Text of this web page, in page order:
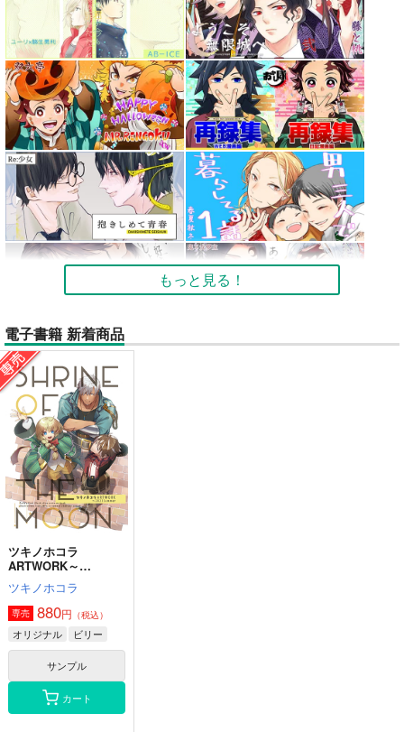
もっと見る！
電子書籍 新着商品
ツキノホコラ
ARTWORK～
2023Summer
ツキノホコラ
専売 880円 （税込）
オリジナル ビリー
サンプル
カート